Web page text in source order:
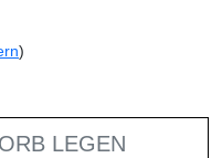
)
LEGEN